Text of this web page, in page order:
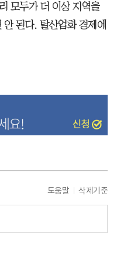
모두가 더 이상 지역을
된다. 탈산업화 경제에
도움말 삭제기준